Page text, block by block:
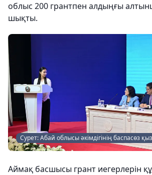
облыс 200 грантпен алдыңғы
шықты.
Сурет: Абай облысы әкімдігінің баспасөз
Аймақ басшысы грант иегерлерін